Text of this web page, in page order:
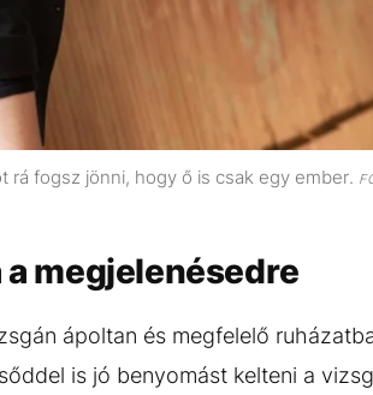
rá fogsz jönni, hogy ő is csak egy ember.
a megjelenésedre
ápoltan és megfelelő
is jó benyomást kelteni a